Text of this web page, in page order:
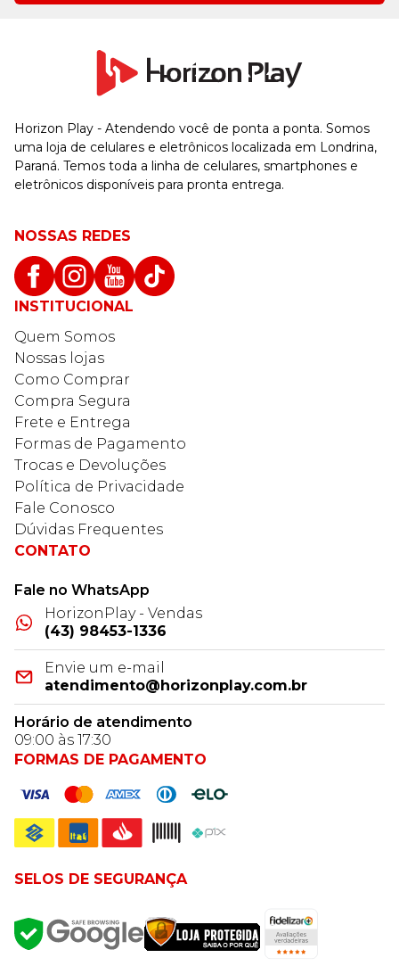
Horizon Play - Atendendo você de ponta a ponta. Somos
uma loja de celulares e eletrônicos localizada em Londrina,
Paraná. Temos toda a linha de celulares, smartphones e
eletrônicos disponíveis para pronta entrega.
NOSSAS REDES
INSTITUCIONAL
Quem Somos
Nossas lojas
Como Comprar
Compra Segura
Frete e Entrega
Formas de Pagamento
Trocas e Devoluções
Política de Privacidade
Fale Conosco
Dúvidas Frequentes
CONTATO
Fale no WhatsApp
HorizonPlay - Vendas
(43) 98453-1336
Envie um e-mail
atendimento@horizonplay.com.br
Horário de atendimento
09:00 às 17:30
FORMAS DE PAGAMENTO
SELOS DE SEGURANÇA